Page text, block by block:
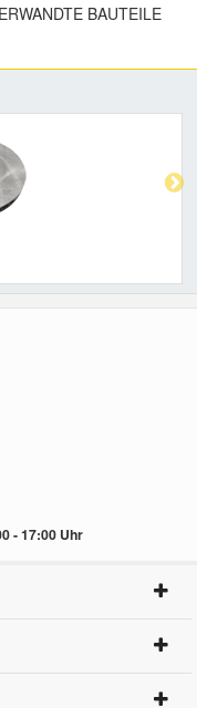
BAUTEILE
- 17:00 Uhr